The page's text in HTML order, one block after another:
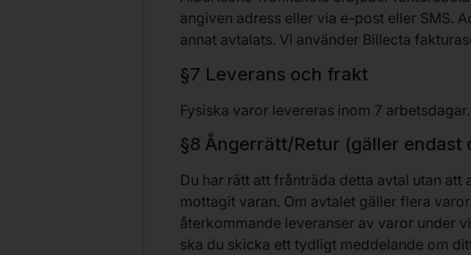
angiven adress eller via e-post eller SMS.
annat avtalats. Vi använder Billecta
§7 Leverans och frakt
Fysiska varor levereras inom 7
§8 Ångerrätt/Retur (gäller endast
Du har rätt att frånträda detta avtal utan att
mottagit varan. Om avtalet gäller flera
återkommande leveranser av varor under
ska du skicka ett tydligt meddelande om